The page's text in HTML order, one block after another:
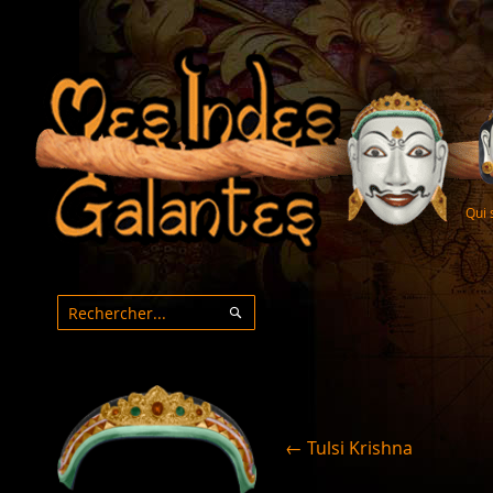
Qui
← Tulsi Krishna
Rechercher